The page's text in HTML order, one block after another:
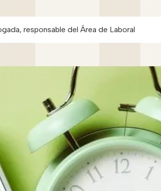
responsable del Área de Laboral